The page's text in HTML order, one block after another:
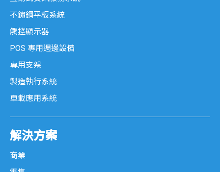
不鏽鋼平板系統
觸控顯示器
POS 專用週邊設備
專用支架
製造執行系統
車載應用系統
解決方案
商業